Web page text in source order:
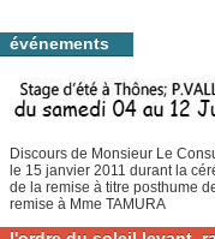
événements
Discours de Monsieur Le
le 15 janvier 2011 durant la
de la remise à titre posthume
remise à Mme TAMURA